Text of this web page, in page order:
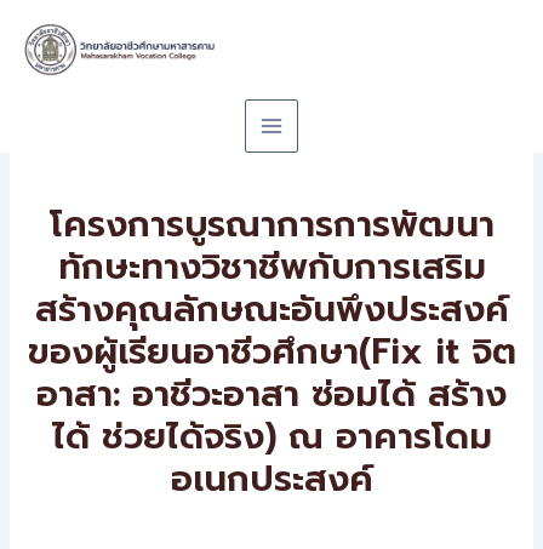
content
โครงการบูรณาการการพัฒนา
ทักษะทางวิชาชีพกับการเสริม
สร้างคุณลักษณะอันพึงประสงค์
ของผู้เรียนอาชีวศึกษา(Fix it จิต
อาสา: อาชีวะอาสา ซ่อมได้ สร้าง
ได้ ช่วยได้จริง) ณ อาคารโดม
อเนกประสงค์